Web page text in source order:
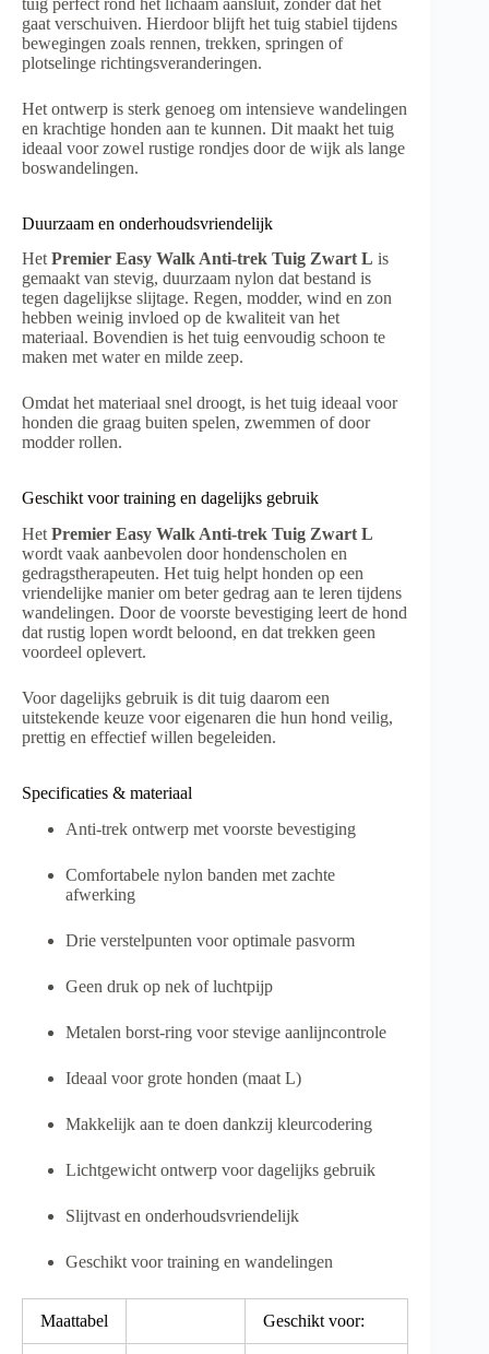
gaat verschuiven. Hierdoor blijft het tuig stabiel tijdens
bewegingen zoals rennen, trekken, springen of
plotselinge richtingsveranderingen.
Het ontwerp is sterk genoeg om intensieve wandelingen
en krachtige honden aan te kunnen. Dit maakt het tuig
ideaal voor zowel rustige rondjes door de wijk als lange
boswandelingen.
Duurzaam en onderhoudsvriendelijk
Het Premier Easy Walk Anti-trek Tuig Zwart L is
gemaakt van stevig, duurzaam nylon dat bestand is
tegen dagelijkse slijtage. Regen, modder, wind en zon
hebben weinig invloed op de kwaliteit van het
materiaal. Bovendien is het tuig eenvoudig schoon te
maken met water en milde zeep.
Omdat het materiaal snel droogt, is het tuig ideaal voor
honden die graag buiten spelen, zwemmen of door
modder rollen.
Geschikt voor training en dagelijks gebruik
Het Premier Easy Walk Anti-trek Tuig Zwart L
wordt vaak aanbevolen door hondenscholen en
gedragstherapeuten. Het tuig helpt honden op een
vriendelijke manier om beter gedrag aan te leren tijdens
wandelingen. Door de voorste bevestiging leert de hond
dat rustig lopen wordt beloond, en dat trekken geen
voordeel oplevert.
Voor dagelijks gebruik is dit tuig daarom een
uitstekende keuze voor eigenaren die hun hond veilig,
prettig en effectief willen begeleiden.
Specificaties & materiaal
Anti-trek ontwerp met voorste bevestiging
Comfortabele nylon banden met zachte
afwerking
Drie verstelpunten voor optimale pasvorm
Geen druk op nek of luchtpijp
Metalen borst-ring voor stevige aanlijncontrole
Ideaal voor grote honden (maat L)
Makkelijk aan te doen dankzij kleurcodering
Lichtgewicht ontwerp voor dagelijks gebruik
Slijtvast en onderhoudsvriendelijk
Geschikt voor training en wandelingen
Maattabel Geschikt voor: